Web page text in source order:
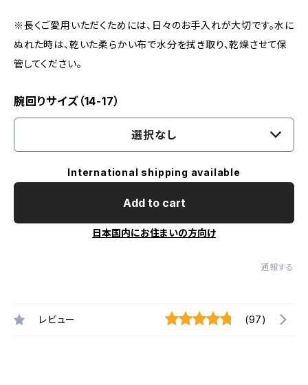
※長くご愛用いただくためには、日々のお手入れが大切です。水に
ぬれた時は、乾いた柔らかい布で水分を拭き取り、乾燥させて保
管してください。
腕回りサイズ（14-17）
選択なし
International shipping available
Add to cart
日本国内にお住まいの方向け
通報する
レビュー (97)